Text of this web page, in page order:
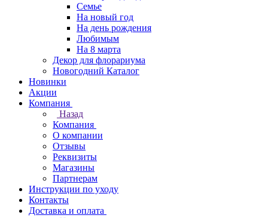
Семье
На новый год
На день рождения
Любимым
На 8 марта
Декор для флорариума
Новогодний Каталог
Новинки
Акции
Компания
Назад
Компания
О компании
Отзывы
Реквизиты
Магазины
Партнерам
Инструкции по уходу
Контакты
Доставка и оплата